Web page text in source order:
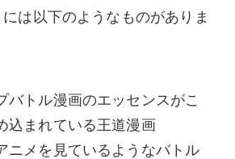
は以下のようなものがありま
バトル漫画のエッセンスがこ
込まれている王道漫画
ニメを見ているようなバトル